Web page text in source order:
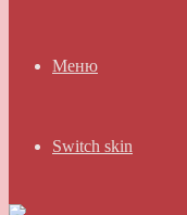
Меню
Switch skin